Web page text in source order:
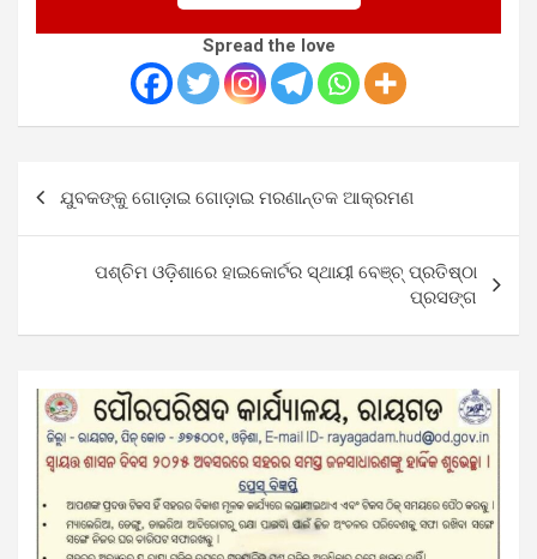
Spread the love
navigation
ଯୁବକଙ୍କୁ ଗୋଡ଼ାଇ ଗୋଡ଼ାଇ ମରଣାନ୍ତକ ଆକ୍ରମଣ
ପଶ୍ଚିମ ଓଡ଼ିଶାରେ ହାଇକୋର୍ଟର ସ୍ଥାୟୀ ବେଞ୍ଚ୍‌ ପ୍ରତିଷ୍ଠା
ପ୍ରସଙ୍ଗ